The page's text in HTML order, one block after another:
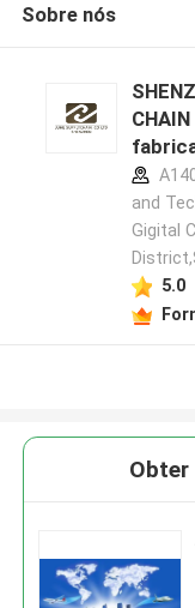
Sobre nós
and
Gigital
5.0
Obter